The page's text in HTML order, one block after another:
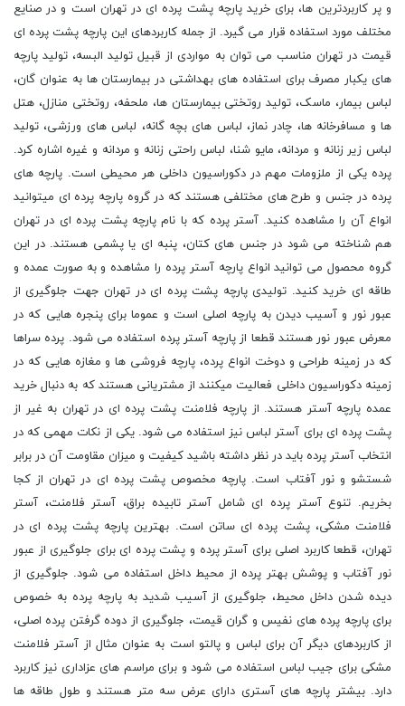
و پر کاربردترین ها، برای خرید پارچه پشت پرده ای در تهران است و در صنایع
مختلف مورد استفاده قرار می گیرد. از جمله کاربردهای این پارچه پشت پرده ای
قیمت در تهران مناسب می توان به مواردی از قبیل تولید البسه، تولید پارچه
های یکبار مصرف برای استفاده های بهداشتی در بیمارستان ها به عنوان گان،
لباس بیمار، ماسک، تولید روتختی بیمارستان ها، ملحفه، روتختی منازل، هتل
ها و مسافرخانه ها، چادر نماز، لباس های بچه گانه، لباس های ورزشی، تولید
لباس زیر زنانه و مردانه، مایو شنا، لباس راحتی زنانه و مردانه و غیره اشاره کرد.
پرده یکی از ملزومات مهم در دکوراسیون داخلی هر محیطی است. پارچه های
پرده در جنس و طرح های مختلفی هستند که در گروه پارچه پرده ای میتوانید
انواع آن را مشاهده کنید. آستر پرده که با نام پارچه پشت پرده ای در تهران
هم شناخته می شود در جنس های کتان، پنبه ای یا پشمی هستند. در این
گروه محصول می توانید انواع پارچه آستر پرده را مشاهده و به صورت عمده و
طاقه ای خرید کنید. تولیدی پارچه پشت پرده ای در تهران جهت جلوگیری از
عبور نور و آسیب دیدن به پارچه اصلی است و عموما برای پنجره هایی که در
معرض عبور نور هستند قطعا از پارچه آستر پرده استفاده می شود. پرده سراها
که در زمینه طراحی و دوخت انواع پرده، پارچه فروشی ها و مغازه هایی که در
زمینه دکوراسیون داخلی فعالیت میکنند از مشتریانی هستند که به دنبال خرید
عمده پارچه آستر هستند. از پارچه فلامنت پشت پرده ای در تهران به غیر از
پشت پرده ای برای آستر لباس نیز استفاده می شود. یکی از نکات مهمی که در
انتخاب آستر پرده باید در نظر داشته باشید کیفیت و میزان مقاومت آن در برابر
شستشو و نور آفتاب است. پارچه مخصوص پشت پرده ای در تهران از کجا
بخریم. تنوع آستر پرده ای شامل آستر تابیده براق، آستر فلامنت، آستر
فلامنت مشکی، پشت پرده ای ساتن است. بهترین پارچه پشت پرده ای در
تهران، قطعا کاربرد اصلی برای آستر پرده و پشت پرده ای برای جلوگیری از عبور
نور آفتاب و پوشش بهتر پرده از محیط داخل استفاده می شود. جلوگیری از
دیده شدن داخل محیط، جلوگیری از آسیب شدید به پارچه پرده به خصوص
برای پارچه پرده های نفیس و گران قیمت، جلوگیری از دوده گرفتن پرده اصلی،
از کاربردهای دیگر آن برای لباس و پالتو است به عنوان مثال از آستر فلامنت
مشکی برای جیب لباس استفاده می شود و برای مراسم های عزاداری نیز کاربرد
دارد. بیشتر پارچه های آستری دارای عرض سه متر هستند و طول طاقه ها